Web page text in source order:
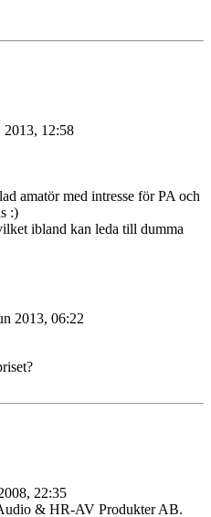
2013, 12:58
amatör med intresse för PA och
:)
ibland kan leda till dumma
2013, 06:22
22:35
& HR-AV Produkter AB.